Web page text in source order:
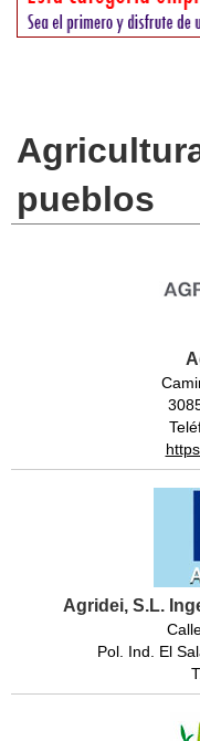
pueblos
Agridei, S.L.
Pol. Ind. El